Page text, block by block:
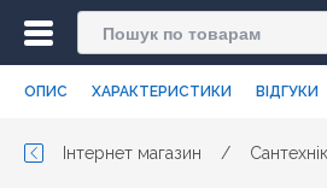
ОПИС ХАРАКТЕРИСТИКИ ВІДГУКИ
Інтернет магазин /